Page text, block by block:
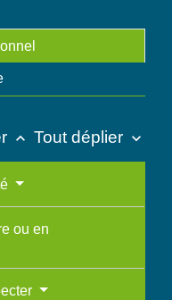
keyboard_arrow_up Tout déplier keyboard_arrow_down
ou en